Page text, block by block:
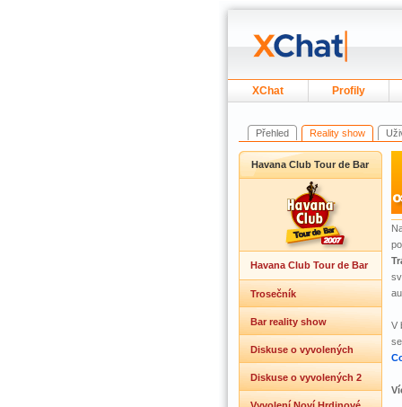
XChat Profily
Přehled Reality show
Havana Club Tour de Bar
Havana Club Tour de Bar
Trosečník
Bar reality show
Diskuse o vyvolených
Diskuse o vyvolených 2
V